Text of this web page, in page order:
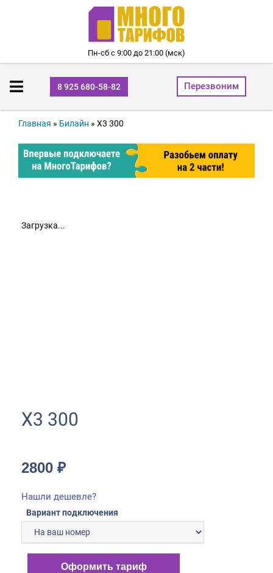
Пн-сб с 9:00 до 21:00 (мск)
8 925 680-58-82 Перезвоним
Главная » Билайн » Х3 300
Загрузка...
Х3 300
2800 ₽
Нашли дешевле?
Вариант подключения
Оформить тариф